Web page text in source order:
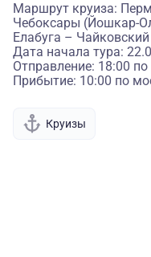
Маршрут круиза:
Чебоксары (Йошкар-
Елабуга –
Дата начала тура:
Отправление: 18:00
Прибытие: 10:00 по
Круизы